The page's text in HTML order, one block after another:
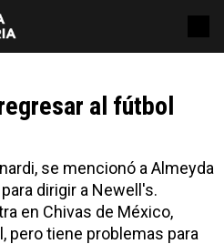
al fútbol
se mencionó a Almeyda
dirigir a Newell's.
en Chivas de México,
pero tiene problemas para